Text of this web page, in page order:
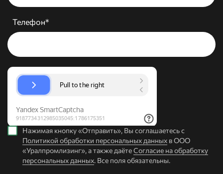
Телефон*
Нажимая кнопку «Отправить», Вы соглашаетесь с
Политикой обработки персональных данных в ООО
«Уралпромлизинг», а также даётеСогласие на обработку
персональных данных. Все поля обязательны.